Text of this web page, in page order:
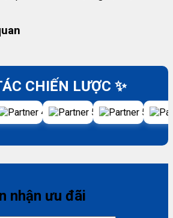
CHIẾN LƯỢC ✨
nhận ưu đãi